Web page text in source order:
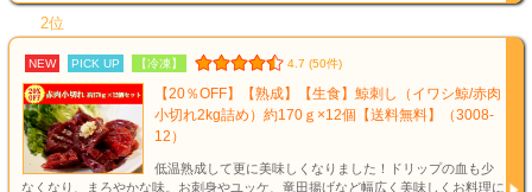
2位
NEW PICK UP 【冷凍】 4.7 (50件)
【20％OFF】【熟成】【生食】鯨刺し（イワシ鯨/赤肉
小切れ2kg詰め）約170ｇ×12個【送料無料】（3008-
12）
低温熟成して更に美味しくなりました！ドリップの血も少
なくなり、まろやかな味。お刺身やユッケ、竜田揚げなど幅広く美味しくお料理に